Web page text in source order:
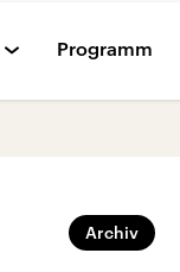
Programm
Archiv